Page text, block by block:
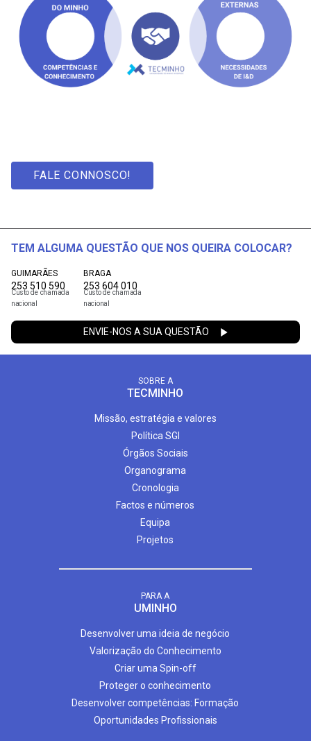
FALE CONNOSCO!
TEM ALGUMA QUESTÃO QUE NOS QUEIRA COLOCAR?
GUIMARÃES
253 510 590
Custo de chamada
nacional
BRAGA
253 604 010
Custo de chamada
nacional
ENVIE-NOS A SUA QUESTÃO
SOBRE A
TECMINHO
Missão, estratégia e valores
Política SGI
Órgãos Sociais
Organograma
Cronologia
Factos e números
Equipa
Projetos
PARA A
UMINHO
Desenvolver uma ideia de negócio
Valorização do Conhecimento
Criar uma Spin-off
Proteger o conhecimento
Desenvolver competências: Formação
Oportunidades Profissionais